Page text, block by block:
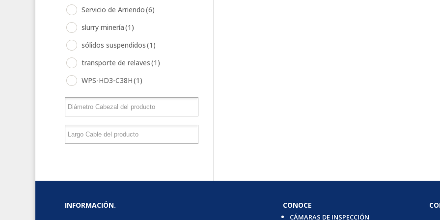
Servicio de Arriendo(6)
slurry minería(1)
sólidos suspendidos(1)
transporte de relaves(1)
WPS-HD3-C38H(1)
INFORMACIÓN.
CONOCE
CÁMARAS DE INSPECCIÓN